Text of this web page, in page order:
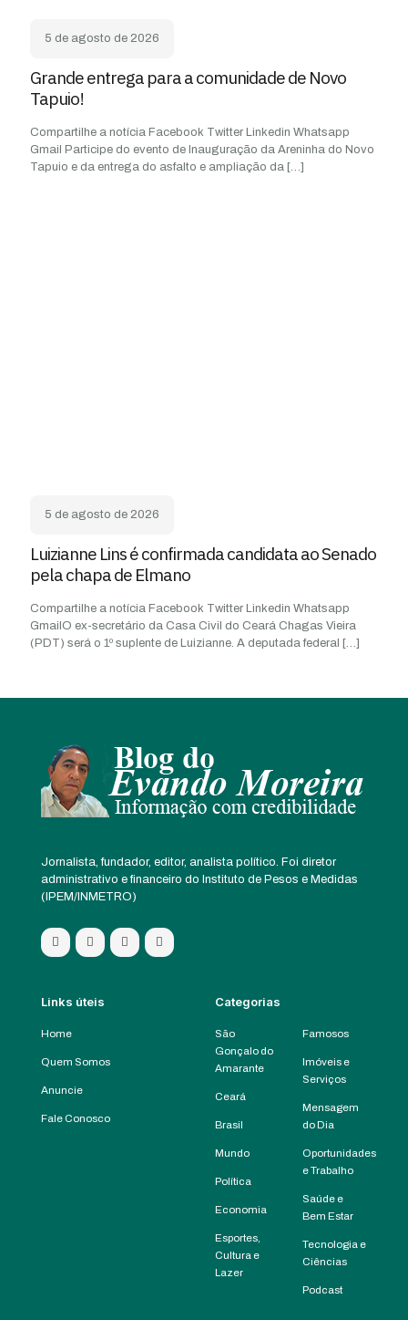
5 de agosto de 2026
Grande entrega para a comunidade de Novo
Tapuio!
Compartilhe a notícia Facebook Twitter Linkedin Whatsapp
Gmail Participe do evento de Inauguração da Areninha do Novo
Tapuio e da entrega do asfalto e ampliação da […]
5 de agosto de 2026
Luizianne Lins é confirmada candidata ao Senado
pela chapa de Elmano
Compartilhe a notícia Facebook Twitter Linkedin Whatsapp
GmailO ex-secretário da Casa Civil do Ceará Chagas Vieira
(PDT) será o 1º suplente de Luizianne. A deputada federal […]
Jornalista, fundador, editor, analista político. Foi diretor
administrativo e financeiro do Instituto de Pesos e Medidas
(IPEM/INMETRO)
Links úteis
Home
Quem Somos
Anuncie
Fale Conosco
Categorias
São
Gonçalo do
Amarante
Ceará
Brasil
Mundo
Política
Economia
Esportes,
Cultura e
Lazer
Famosos
Imóveis e
Serviços
Mensagem
do Dia
Oportunidades
e Trabalho
Saúde e
Bem Estar
Tecnologia e
Ciências
Podcast